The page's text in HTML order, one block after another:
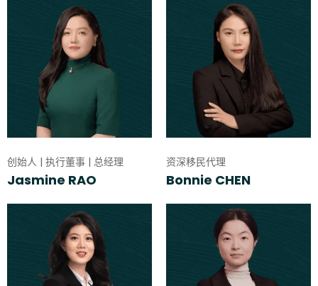
创始人 | 执行董事 | 总经理
Jasmine RAO
资深移民代理
Bonnie CHEN